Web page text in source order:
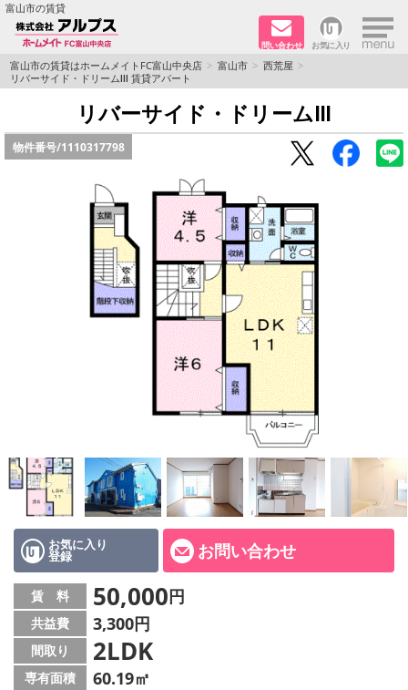
富山市の賃貸
問い合わせ お気に入り ×
TOPページ
ペット同居はご相談ください
路線·駅から探す
地域から探す
地図から探す
店舗情報·アクセス
メールでお問い合わせ
富山市の賃貸はホームメイトFC富山中央店 富山市
西荒屋
リバーサイド・ドリームⅢ 賃貸アパート
リバーサイド・ドリームⅢ
物件番号/1110317798
お気に入り
登録 お問い合わせ
賃 料 50,000円
共益費 3,300円
間取り 2LDK
専有面積 60.19㎡